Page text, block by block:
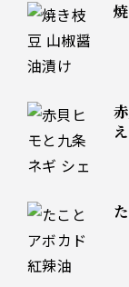
赤貝ヒモと九条ネギ シェリー酢味噌和
え